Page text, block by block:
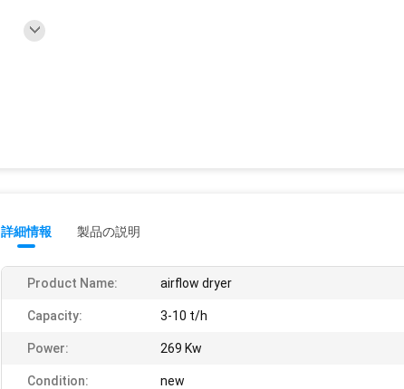
詳細情報 製品の説明
Product Name: airflow dryer
Capacity: 3-10 t/h
Power: 269 Kw
Condition: new